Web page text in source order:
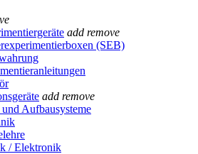
add remove
(SEB)
add remove
Aufbausysteme
/ Elektronik